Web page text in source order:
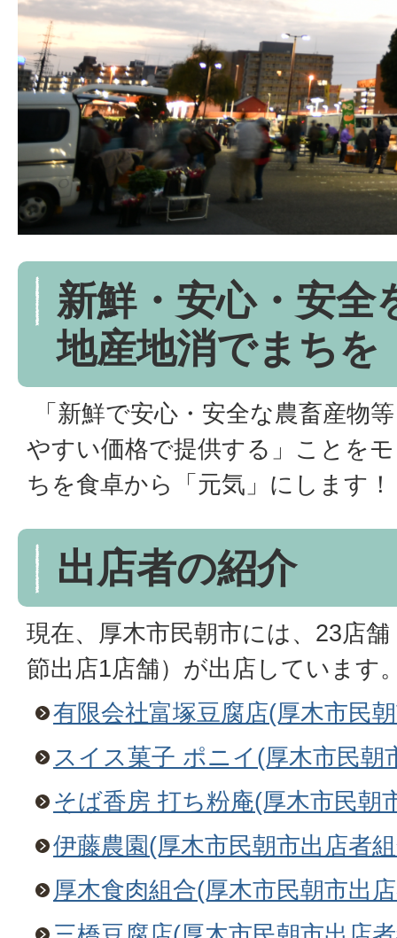
新鮮・安心・安全
地産地消でまちを
「新鮮で安心・安全な農畜産物
やすい価格で提供する」ことを
ちを食卓から「元気」にします！
出店者の紹介
現在、厚木市民朝市には、23店
節出店1店舗）が出店しています
有限会社富塚豆腐店(厚木市民
スイス菓子 ポニイ(厚木市民朝
そば香房 打ち粉庵(厚木市民朝
伊藤農園(厚木市民朝市出店者
厚木食肉組合(厚木市民朝市出